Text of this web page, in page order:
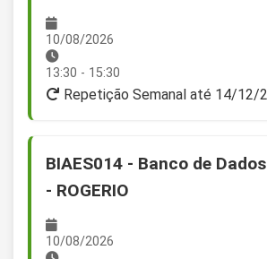
10/08/2026
13:30 - 15:30
Repetição Semanal até 14/12/
BIAES014 - Banco de Dados
- ROGERIO
10/08/2026